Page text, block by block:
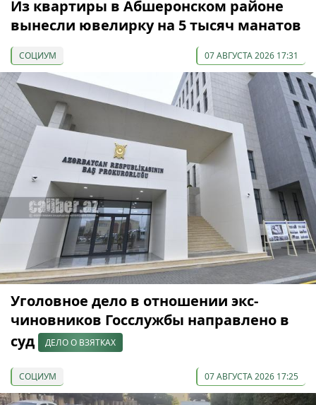
Из квартиры в Абшеронском районе
вынесли ювелирку на 5 тысяч манатов
СОЦИУМ 07 АВГУСТА 2026 17:31
Уголовное дело в отношении экс-
чиновников Госслужбы направлено в
суд
ДЕЛО О ВЗЯТКАХ
СОЦИУМ 07 АВГУСТА 2026 17:25